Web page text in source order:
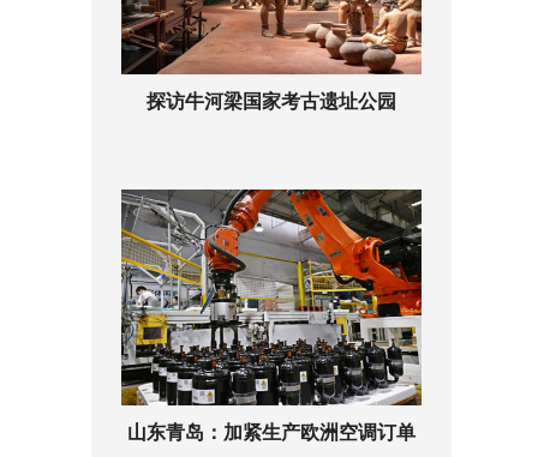
探访牛河梁国家考古遗址公园
山东青岛：加紧生产欧洲空调订单